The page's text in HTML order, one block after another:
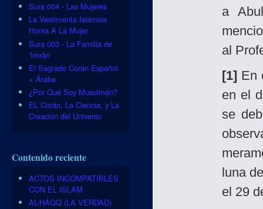
a
al
[1] En
en el
se
luna
el 29
Sura 004 - Las Mujeres
La Vestimenta Islámica
Honra A La Mujer
Sura 003 - La Familia de
‘Imrân
El Sagrado Corán Español
+ Árabe
¿Por Qué Soy Musulmán?
EL Corán, La Ciencia, y La
Creación del Universo
Contenido reciente
ACTOS INCOMPATIBLES
CON EL ISLAM
AL-HÁQQ (LA VERDAD)